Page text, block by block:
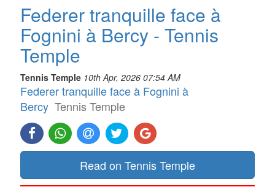
Federer tranquille face à
Fognini à Bercy - Tennis
Temple
Tennis Temple 10th Apr, 2026 07:54 AM
Federer tranquille face à Fognini à
Bercy Tennis Temple
Read on Tennis Temple